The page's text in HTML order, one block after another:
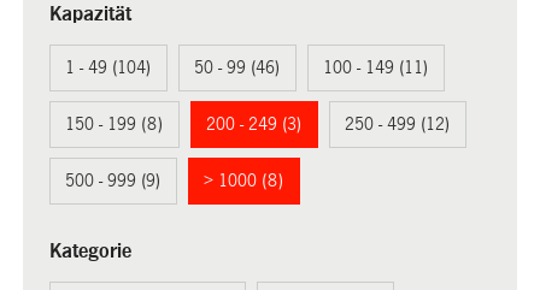
Kapazität
1 - 49 (104) 50 - 99 (46) 100 - 149 (11)
150 - 199 (8) 200 - 249 (3) 250 - 499 (12)
500 - 999 (9) > 1000 (8)
Kategorie